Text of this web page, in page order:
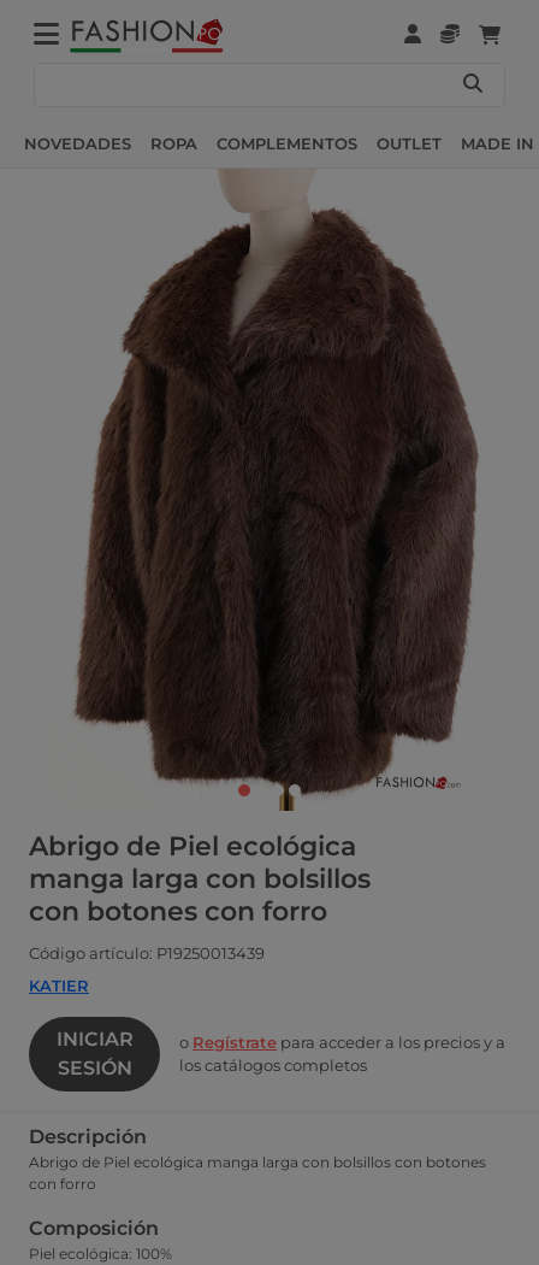
NOVEDADES ROPA COMPLEMENTOS OUTLET MADE IN
Abrigo de Piel ecológica
manga larga con bolsillos
con botones con forro
Código artículo: P19250013439
KATIER
INICIAR
SESIÓN
o Regístrate para acceder a los precios y a
los catálogos completos
Descripción
Abrigo de Piel ecológica manga larga con bolsillos con botones
con forro
Composición
Piel ecológica: 100%